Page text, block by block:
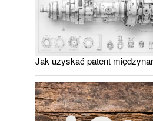
Jak uzyskać patent